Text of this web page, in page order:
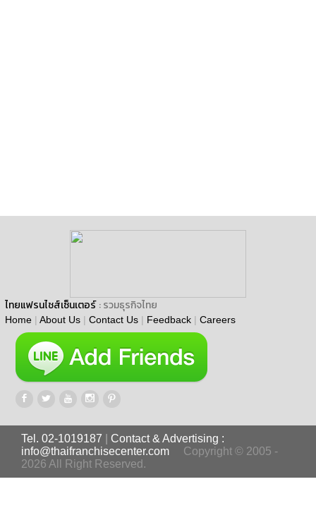
ไทยแฟรนไชส์เซ็นเตอร์ : รวมธุรกิจไทย
Home | About Us | Contact Us | Feedback | Careers
Tel. 02-1019187
Contact & Advertising :
info@thaifranchisecenter.com
Copyright © 2005 -
2026 All Right Reserved.